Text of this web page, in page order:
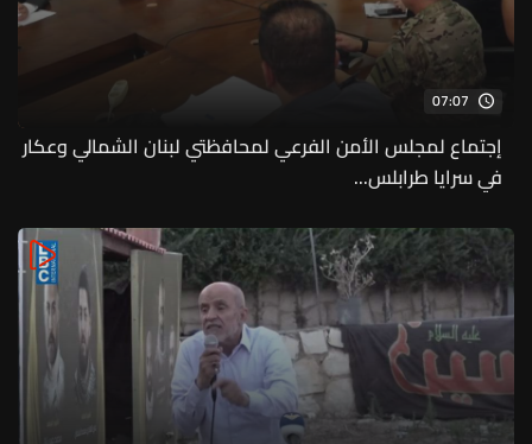
07:07
إجتماع لمجلس الأمن الفرعي لمحافظتي لبنان الشمالي وعكار
في سرايا طرابلس...